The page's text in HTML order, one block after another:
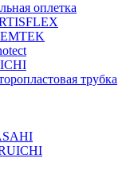
оплетка
трубка